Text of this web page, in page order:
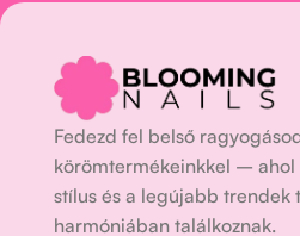
Fedezd fel belső
körömtermékeinkkel – ahol
stílus és a legújabb trendek
harmóniában találkoznak.